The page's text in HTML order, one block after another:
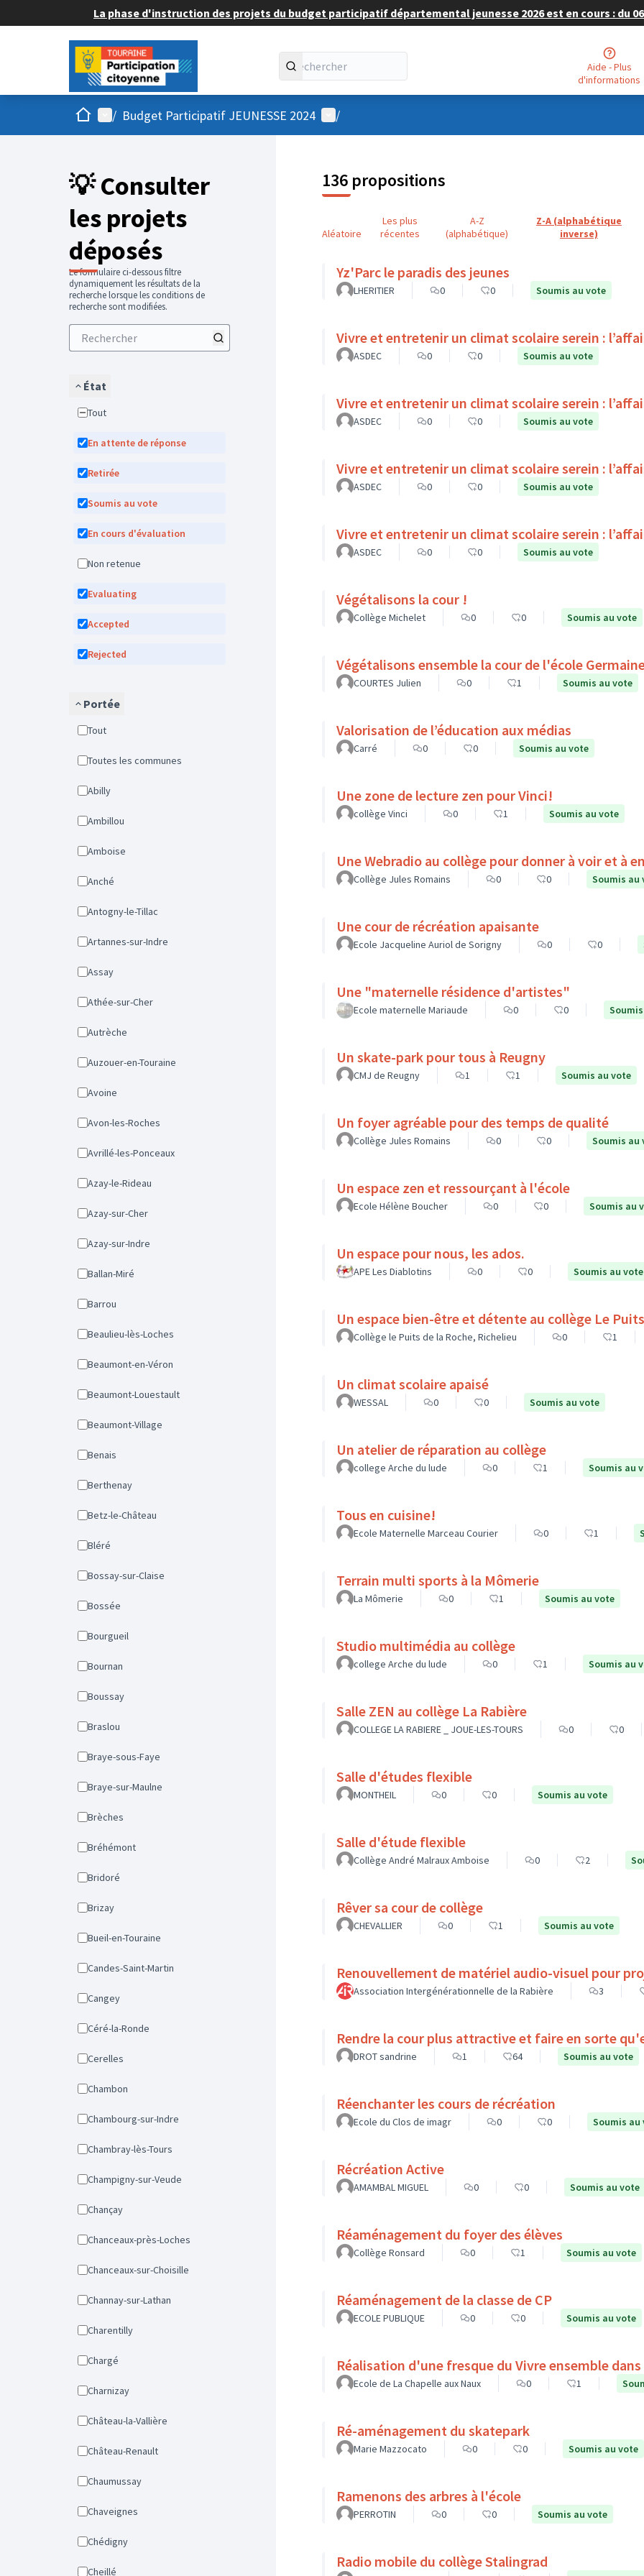
La phase d'instruction des projets du budget participatif départemental jeunesse 2026 est en cours : du
Aide - Plus
d'informations
AccueilMenu principal
/ Budget Participatif JEUNESSE 2024 Menu utilisateur
/
💡 Consulter
les projets
déposés
Le formulaire ci-dessous filtre
dynamiquement les résultats de la
recherche lorsque les conditions de
recherche sont modifiées.
État
Tout
En attente de réponse
Retirée
Soumis au vote
En cours d'évaluation
Non retenue
Evaluating
Accepted
Rejected
Portée
Tout
Toutes les communes
Abilly
Ambillou
Amboise
Anché
Antogny-le-Tillac
Artannes-sur-Indre
Assay
Athée-sur-Cher
Autrèche
Auzouer-en-Touraine
Avoine
Avon-les-Roches
Avrillé-les-Ponceaux
Azay-le-Rideau
Azay-sur-Cher
Azay-sur-Indre
Ballan-Miré
Barrou
Beaulieu-lès-Loches
Beaumont-en-Véron
Beaumont-Louestault
Beaumont-Village
Benais
Berthenay
Betz-le-Château
Bléré
Bossay-sur-Claise
Bossée
Bourgueil
Bournan
Boussay
Braslou
Braye-sous-Faye
Braye-sur-Maulne
Brèches
Bréhémont
Bridoré
Brizay
Bueil-en-Touraine
Candes-Saint-Martin
Cangey
Céré-la-Ronde
Cerelles
Chambon
Chambourg-sur-Indre
Chambray-lès-Tours
Champigny-sur-Veude
Chançay
Chanceaux-près-Loches
Chanceaux-sur-Choisille
Channay-sur-Lathan
Charentilly
Chargé
Charnizay
Château-la-Vallière
Château-Renault
Chaumussay
Chaveignes
Chédigny
Cheillé
136 propositions
Aléatoire
Les plus
récentes
A-Z
(alphabétique)
Z-A (alphabétique
inverse)
Yz'Parc le paradis des jeunes
LHERITIER 0 0 Soumis au vote
Vivre et entretenir un climat scolaire serein :
ASDEC 0 0 Soumis au vote
Vivre et entretenir un climat scolaire serein :
ASDEC 0 0 Soumis au vote
Vivre et entretenir un climat scolaire serein :
ASDEC 0 0 Soumis au vote
Vivre et entretenir un climat scolaire serein :
ASDEC 0 0 Soumis au vote
Végétalisons la cour !
Collège Michelet 0 0 Soumis au vote
Végétalisons ensemble la cour de l'école
COURTES Julien 0 1 Soumis au vote
Valorisation de l’éducation aux médias
Carré 0 0 Soumis au vote
Une zone de lecture zen pour Vinci!
collège Vinci 0 1 Soumis au vote
Une Webradio au collège pour donner à voir et à
Collège Jules Romains 0 0 Soumis au
Une cour de récréation apaisante
Ecole Jacqueline Auriol de Sorigny 0 0
Une "maternelle résidence d'artistes"
Ecole maternelle Mariaude 0 0
Un skate-park pour tous à Reugny
CMJ de Reugny 1 1 Soumis au vote
Un foyer agréable pour des temps de qualité
Collège Jules Romains 0 0 Soumis au
Un espace zen et ressourçant à l'école
Ecole Hélène Boucher 0 0 Soumis au
Un espace pour nous, les ados.
APE Les Diablotins 0 0 Soumis au vote
Un espace bien-être
Collège le Puits de la Roche, Richelieu 0 1
Un climat scolaire apaisé
WESSAL 0 0 Soumis au vote
Un atelier de réparation au collège
college Arche du lude 0 1 Soumis au
Tous en cuisine!
Ecole Maternelle Marceau Courier 0 1
Terrain multi sports à la Mômerie
La Mômerie 0 1 Soumis au vote
Studio multimédia au collège
college Arche du lude 0 1 Soumis au
Salle ZEN au collège La Rabière
COLLEGE LA RABIERE _ JOUE-LES-TOURS 0 0
Salle d'études flexible
MONTHEIL 0 0 Soumis au vote
Salle d'étude flexible
Collège André Malraux Amboise 0 2
Rêver sa cour de collège
CHEVALLIER 0 1 Soumis au vote
Renouvellement de matériel audio-visuel pour
Association Intergénérationnelle de la Rabière 3
Rendre la cour plus attractive et faire en sorte
DROT sandrine 1 64 Soumis au vote
Réenchanter les cours de récréation
Ecole du Clos de imagr 0 0 Soumis au
Récréation Active
AMAMBAL MIGUEL 0 0 Soumis au vote
Réaménagement du foyer des élèves
Collège Ronsard 0 1 Soumis au vote
Réaménagement de la classe de CP
ECOLE PUBLIQUE 0 0 Soumis au vote
Réalisation d'une fresque du Vivre ensemble
Ecole de La Chapelle aux Naux 0 1
Ré-aménagement du skatepark
Marie Mazzocato 0 0 Soumis au vote
Ramenons des arbres à l'école
PERROTIN 0 0 Soumis au vote
Radio mobile du collège Stalingrad